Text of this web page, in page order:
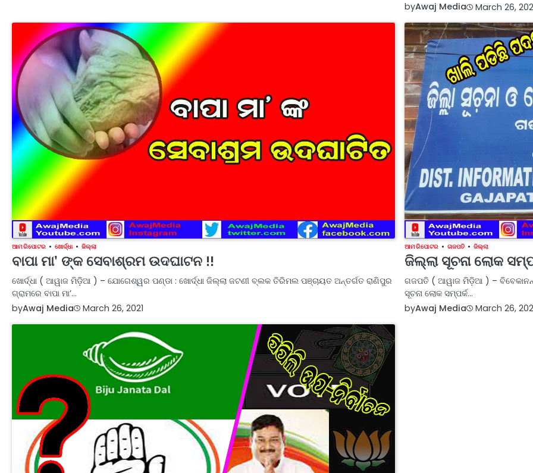
byAwaj Media March 26,
ଆମ ରିପୋଟର ଖୋର୍ଦ୍ଧା ଜିଲ୍ଲା
ବାପା ମା’ ଙ୍କ ସେବାଶ୍ରମ ଉଦଘାଟନ !!
ଖୋର୍ଦ୍ଧା ( ଆୱାଜ ମିଡ଼ିଆ ) – ଯୋଗେଶ୍ୱର ପଣ୍ଡା : ଖୋର୍ଦ୍ଧା ଜିଲ୍ଲା ଜଟଣୀ ବ୍ଲକ ତିରିମଲ ପଞ୍ଚାୟତ ଅନ୍ତର୍ଗତ ରାଣିପୁର
ଗ୍ରାମରେ ବାପା ମା’…
byAwaj Media March 26, 2021
ଆମ ରିପୋଟର ଗଜପତି ଜିଲ୍ଲା
ଜିଲ୍ଲା ସୂଚନା ଲୋକ
ଗଜପତି ( ଆୱାଜ ମିଡ଼ିଆ ) –
ସୂଚନା ଲୋକ ସମ୍ପର୍କ…
byAwaj Media March 26,